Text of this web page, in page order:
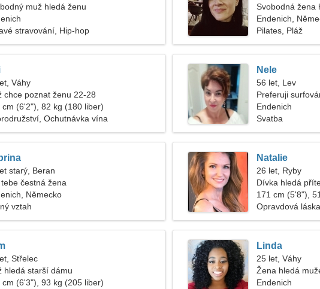
muž hledá ženu
stravování, Hip-hop
Svobodná žena
Endenich,
Pilates, Pláž
Váhy
chce poznat ženu 22-28
cm (6'2"), 82 kg (180 liber)
Ochutnávka vína
Nele
56 let, Lev
Preferuji
Endenich
Svatba
starý, Beran
čestná žena
Německo
vztah
Natalie
26 let, Ryby
Dívka hledá
171 cm (5'8"),
Opravdová láska
Střelec
hledá starší dámu
cm (6'3"), 93 kg (205 liber)
Linda
25 let, Váhy
Žena hledá
Endenich